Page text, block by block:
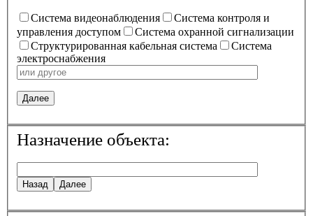
Система видеонаблюдения
Система контроля и
управления доступом
Система охранной сигнализации
Структурированная кабельная система
Система
электроснабжения
Далее
Назначение объекта:
Назад Далее